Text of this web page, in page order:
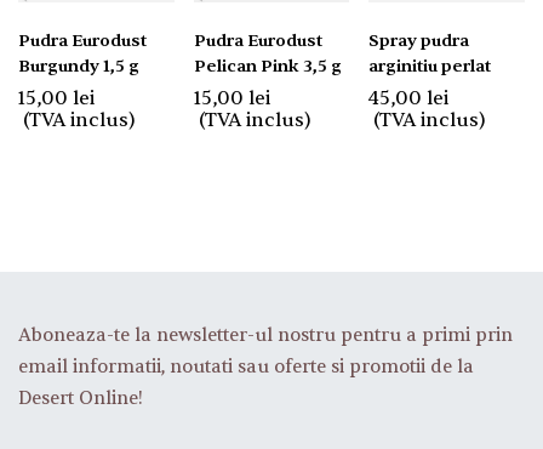
Pudra Eurodust
Burgundy 1,5 g
15,00 lei
(TVA inclus)
Pudra Eurodust
Pelican Pink 3,5 g
15,00 lei
(TVA inclus)
Spray pudra
arginitiu perlat
45,00lei
(TVA inclus)
Aboneaza-te la newsletter-ul nostru pentru a primi prin
email informatii, noutati sau oferte si promotii de la
Desert Online!